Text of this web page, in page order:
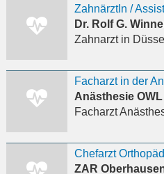
ZahnärztIn /
Zahnarztin
Facharzt in der
Anästhesie OWL
Facharzt
Chefarzt
ZAR